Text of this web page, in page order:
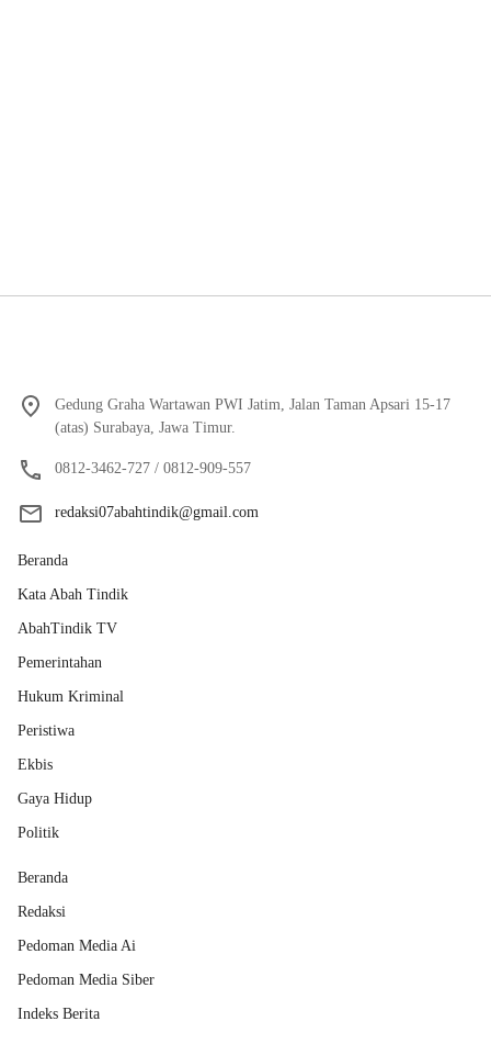
Gedung Graha Wartawan PWI Jatim, Jalan Taman Apsari 15-17
(atas) Surabaya, Jawa Timur.
0812-3462-727 / 0812-909-557
redaksi07abahtindik@gmail.com
Beranda
Kata Abah Tindik
AbahTindik TV
Pemerintahan
Hukum Kriminal
Peristiwa
Ekbis
Gaya Hidup
Politik
Beranda
Redaksi
Pedoman Media Ai
Pedoman Media Siber
Indeks Berita